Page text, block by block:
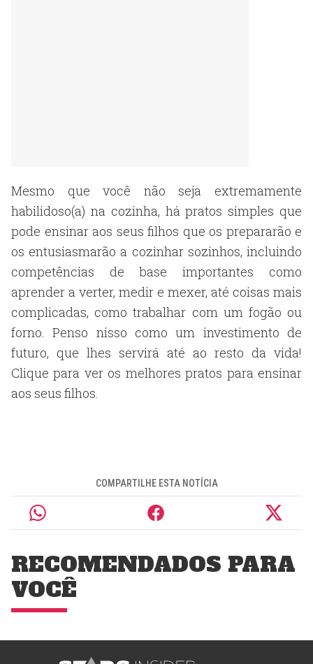
Mesmo que você não seja extremamente
habilidoso(a) na cozinha, há pratos simples que
pode ensinar aos seus filhos que os prepararão e
os entusiasmarão a cozinhar sozinhos, incluindo
competências de base importantes como
aprender a verter, medir e mexer, até coisas mais
complicadas, como trabalhar com um fogão ou
forno. Penso nisso como um investimento de
futuro, que lhes servirá até ao resto da vida!
Clique para ver os melhores pratos para ensinar
aos seus filhos.
COMPARTILHE ESTA NOTÍCIA
RECOMENDADOS PARA
VOCÊ